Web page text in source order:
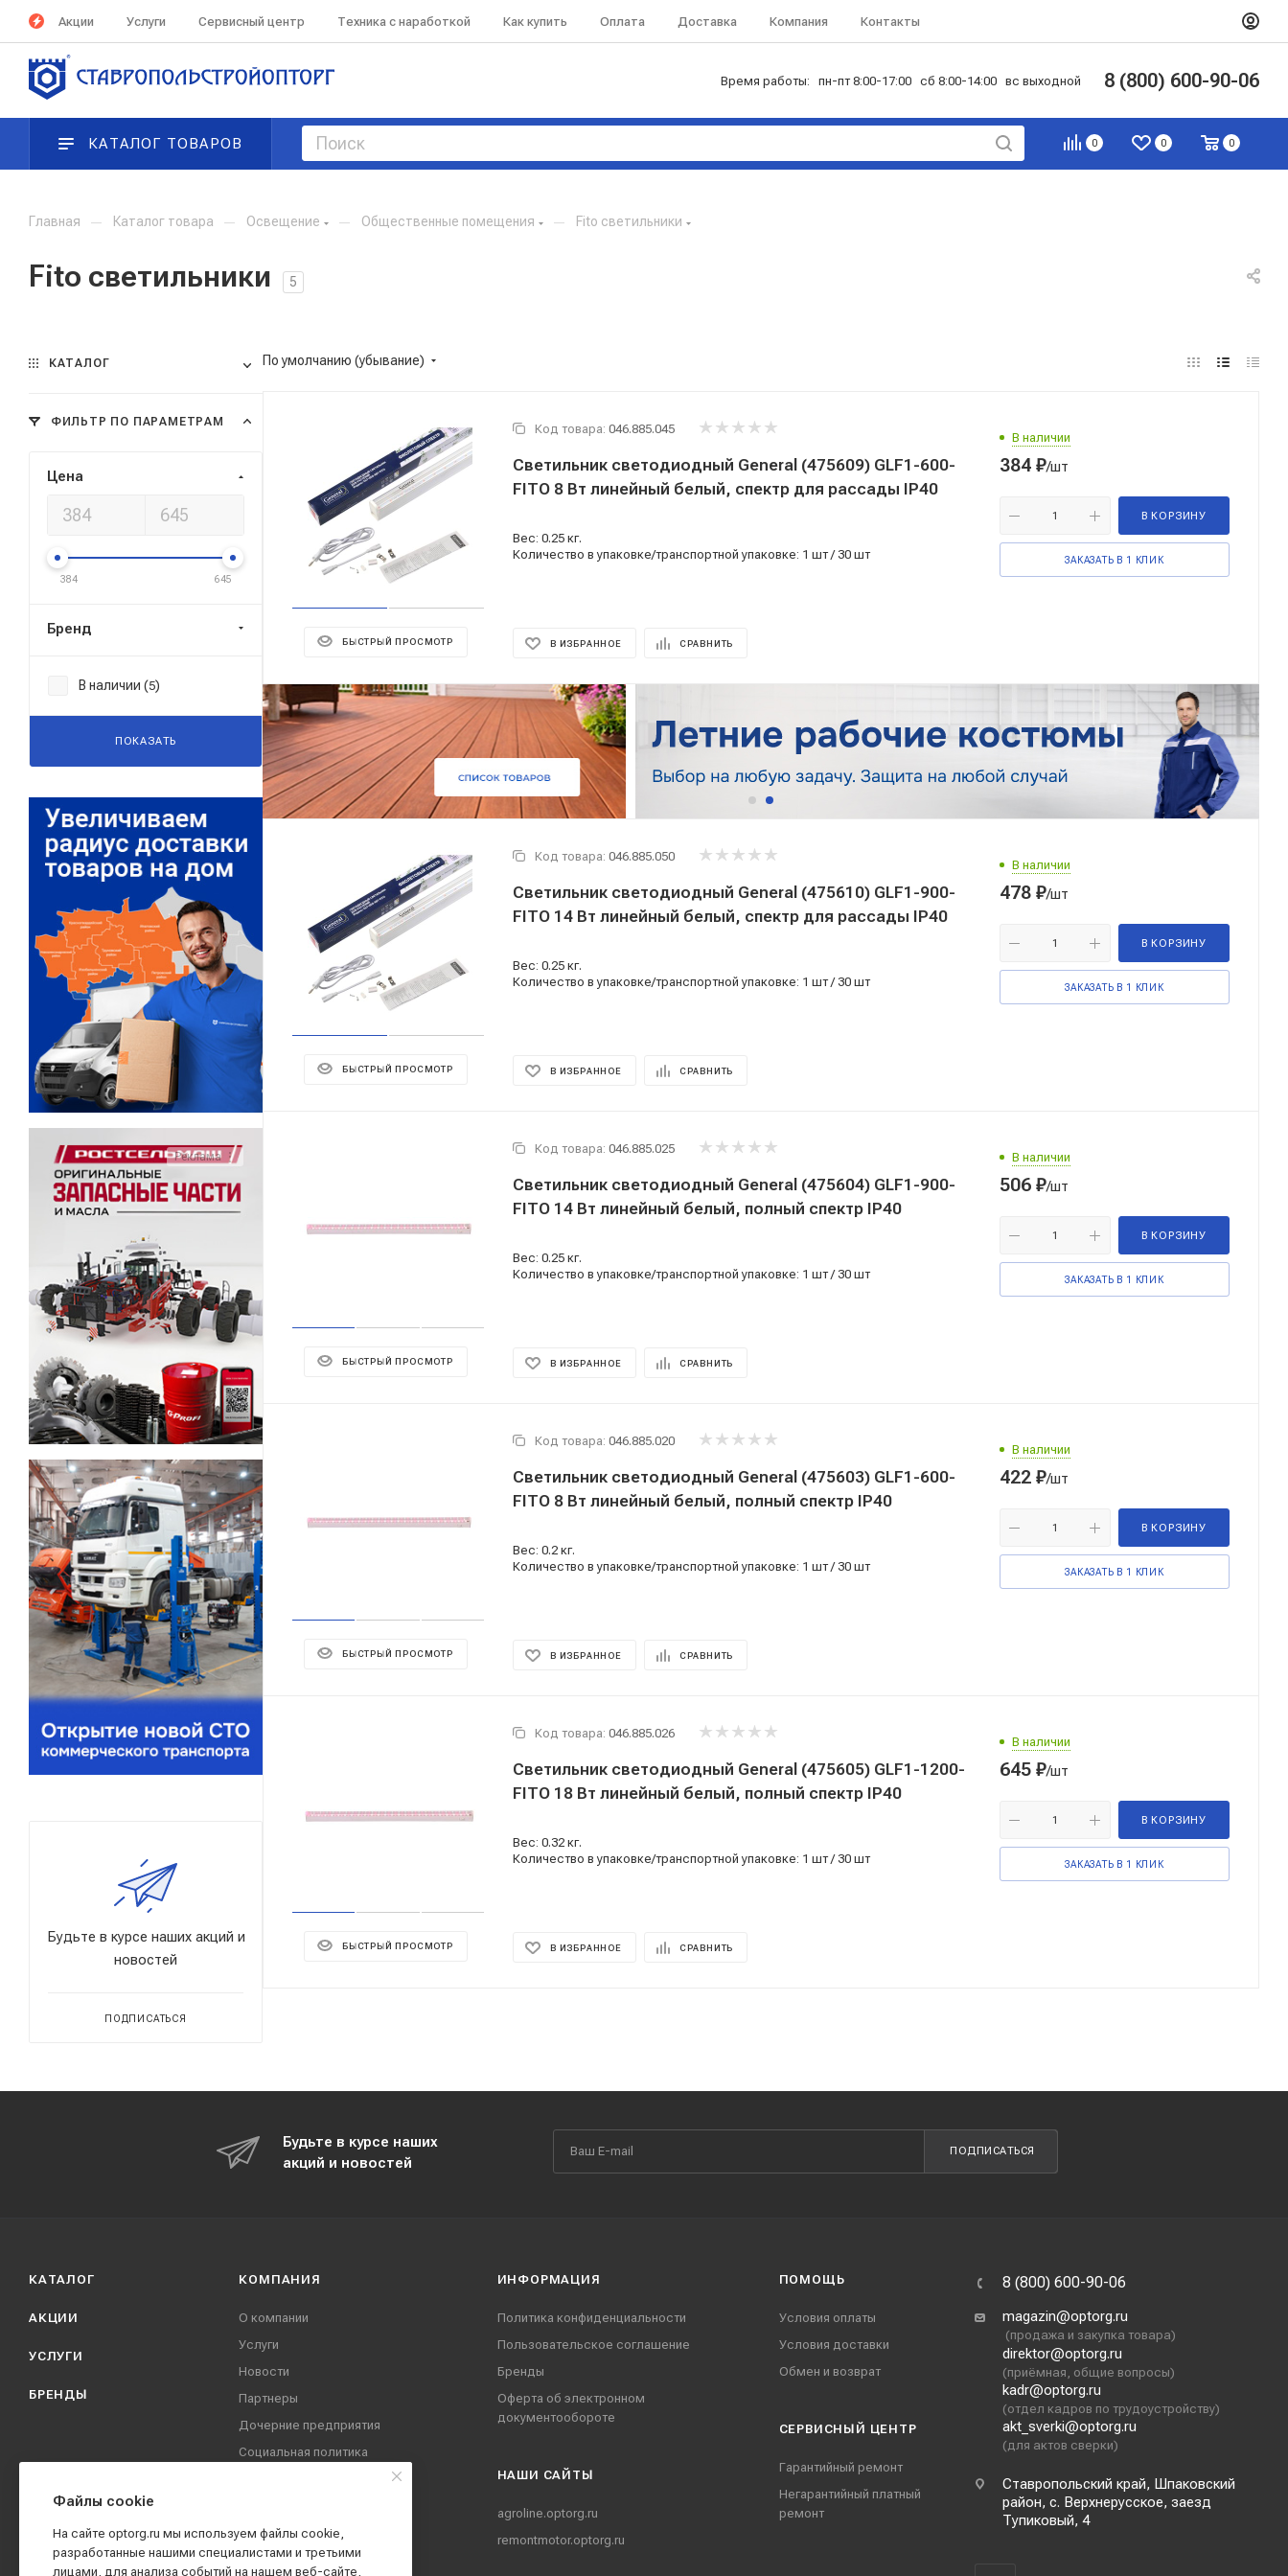
Акции Услуги Сервисный центр Техника с наработкой Как купить Оплата Доставка Компания Контакты
Время работы: пн-пт 8:00-17:00 сб 8:00-14:00 вс выходной 8 (800) 600-90-06
0 0 0
КАТАЛОГ ТОВАРОВ
Главная — Каталог товара — Освещение — Общественные помещения — Fito светильники
Fito светильники 5
По умолчанию (убывание)
БЫСТРЫЙ ПРОСМОТР
Код товара: 046.885.045
Светильник светодиодный General (475609) GLF1-600-
FITO 8 Вт линейный белый, спектр для рассады IP40
Вес: 0.25 кг.
Количество в упаковке/транспортной упаковке: 1 шт / 30 шт
В ИЗБРАННОЕ СРАВНИТЬ
В наличии
384 ₽/шт
В КОРЗИНУ
ЗАКАЗАТЬ В 1 КЛИК
БЫСТРЫЙ ПРОСМОТР
Код товара: 046.885.050
Светильник светодиодный General (475610) GLF1-900-
FITO 14 Вт линейный белый, спектр для рассады IP40
Вес: 0.25 кг.
Количество в упаковке/транспортной упаковке: 1 шт / 30 шт
В ИЗБРАННОЕ СРАВНИТЬ
В наличии
478 ₽/шт
В КОРЗИНУ
ЗАКАЗАТЬ В 1 КЛИК
БЫСТРЫЙ ПРОСМОТР
Код товара: 046.885.025
Светильник светодиодный General (475604) GLF1-900-
FITO 14 Вт линейный белый, полный спектр IP40
Вес: 0.25 кг.
Количество в упаковке/транспортной упаковке: 1 шт / 30 шт
В ИЗБРАННОЕ СРАВНИТЬ
В наличии
506 ₽/шт
В КОРЗИНУ
ЗАКАЗАТЬ В 1 КЛИК
БЫСТРЫЙ ПРОСМОТР
Код товара: 046.885.020
Светильник светодиодный General (475603) GLF1-600-
FITO 8 Вт линейный белый, полный спектр IP40
Вес: 0.2 кг.
Количество в упаковке/транспортной упаковке: 1 шт / 30 шт
В ИЗБРАННОЕ СРАВНИТЬ
В наличии
422 ₽/шт
В КОРЗИНУ
ЗАКАЗАТЬ В 1 КЛИК
БЫСТРЫЙ ПРОСМОТР
Код товара: 046.885.026
Светильник светодиодный General (475605) GLF1-1200-
FITO 18 Вт линейный белый, полный спектр IP40
Вес: 0.32 кг.
Количество в упаковке/транспортной упаковке: 1 шт / 30 шт
В ИЗБРАННОЕ СРАВНИТЬ
В наличии
645 ₽/шт
В КОРЗИНУ
ЗАКАЗАТЬ В 1 КЛИК
КАТАЛОГ
ФИЛЬТР ПО ПАРАМЕТРАМ
Цена
384 645
Бренд
В наличии (5)
ПОКАЗАТЬ
Реклама ⋮
Будьте в курсе наших акций и
новостей
ПОДПИСАТЬСЯ
Будьте в курсе наших
акций и новостей
ПОДПИСАТЬСЯ
КАТАЛОГ
АКЦИИ
УСЛУГИ
БРЕНДЫ
КОМПАНИЯ
О компании
Услуги
Новости
Партнеры
Дочерние предприятия
Социальная политика
Вакансии
Реквизиты
ИНФОРМАЦИЯ
Политика конфиденциальности
Пользовательское соглашение
Бренды
Оферта об электронном
документообороте
НАШИ CАЙТЫ
agroline.optorg.ru
remontmotor.optorg.ru
ПОМОЩЬ
Условия оплаты
Условия доставки
Обмен и возврат
СЕРВИСНЫЙ ЦЕНТР
Гарантийный ремонт
Негарантийный платный
ремонт
8 (800) 600-90-06
magazin@optorg.ru
(продажа и закупка товара)
direktor@optorg.ru
(приёмная, общие вопросы)
kadr@optorg.ru
(отдел кадров по трудоустройству)
akt_sverki@optorg.ru
(для актов сверки)
Ставропольский край, Шпаковский
район, с. Верхнерусское, заезд
Тупиковый, 4
Файлы cookie
На сайте optorg.ru мы используем файлы cookie,
разработанные нашими специалистами и третьими
лицами, для анализа событий на нашем веб-сайте,